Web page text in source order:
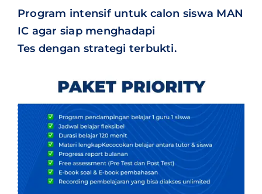
Program intensif untuk calon siswa MAN
IC agar siap menghadapi
Tes dengan strategi terbukti.